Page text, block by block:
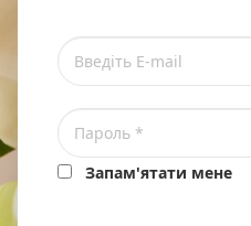
Запам'ятати мене